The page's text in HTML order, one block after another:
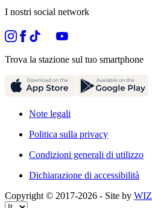
I nostri social network
Trova la stazione sul tuo smartphone
Note legali
Politica sulla privacy
Condizioni generali di utilizzo
Dichiarazione di accessibilità
Copyright © 2017-2026 - Site by WIZ